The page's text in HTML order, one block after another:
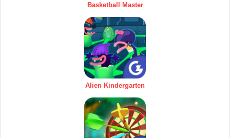
Basketball Master
Alien Kindergarten